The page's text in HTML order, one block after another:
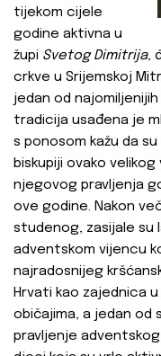
tijekom cijele
godine aktivna u
župi Svetog Dimitrija,
crkve u Srijemskoj
jedan od
tradicija usađena je
s ponosom kažu da
biskupiji ovako
njegovog pravljenja
ove godine. Nakon
studenog, zasijale su
adventskom vijencu
najradosnijeg
Hrvati kao zajednica
običajima, a jedan od
pravljenje adventskog